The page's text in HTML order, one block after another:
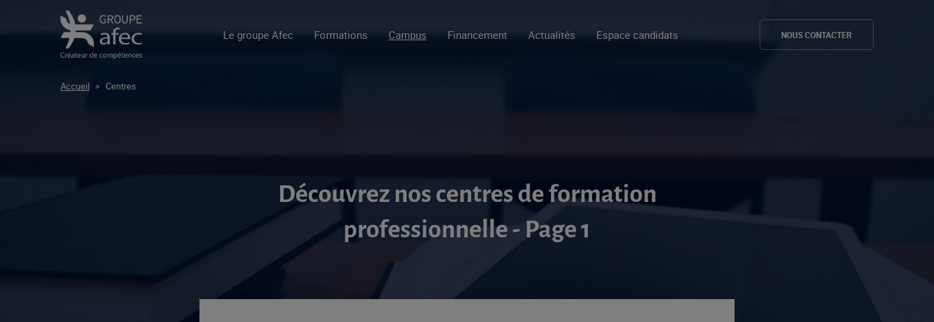
Le groupe Afec Formations Campus Financement Actualités Espace candidats NOUS CONTACTER
Accueil > Centres
Découvrez nos centres de formation
professionnelle - Page 1